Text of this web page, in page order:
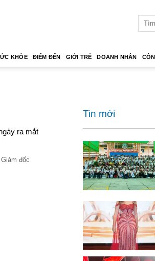
KHỎE ĐIỂM ĐẾN GIỚI TRẺ DOANH NHÂN
ra mắt
đốc
Tin mới